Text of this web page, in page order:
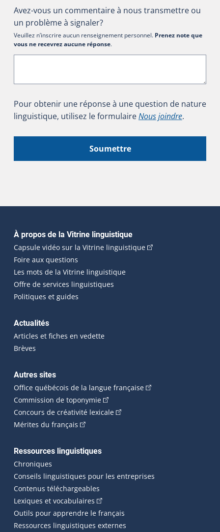
Avez-vous un commentaire à nous transmettre ou
un problème à signaler?
Veuillez n’inscrire aucun renseignement personnel. Prenez note que
vous ne recevrez aucune réponse.
Pour obtenir une réponse à une question de nature
linguistique, utilisez le formulaireNous joindre.
Soumettre
Navigation principale
À propos de la Vitrine linguistique
Capsule vidéo sur la Vitrine linguistique(Cet hyperlien
Foire aux questions
Les mots de la Vitrine linguistique
Offre de services linguistiques
Politiques et guides
Actualités
Articles et fiches en vedette
Brèves
Autres sites
Office québécois de la langue française(Cet hyperlien
Commission de toponymie(Cet hyperlien externe s'ouvrira
Concours de créativité lexicale(Cet hyperlien externe
Mérites du français (Cet hyperlien externe s'ouvrira dans une
Ressources linguistiques
Chroniques
Conseils linguistiques pour les entreprises
Contenus téléchargeables
Lexiques et vocabulaires (Cet hyperlien externe s'ouvrira
Outils pour apprendre le français
Ressources linguistiques externes